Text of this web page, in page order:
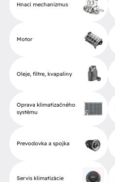
Hnací mechanizmus
Motor
Oleje, filtre, kvapaliny
Oprava klimatizačného
systému
Prevodovka a spojka
Servis klimatizácie